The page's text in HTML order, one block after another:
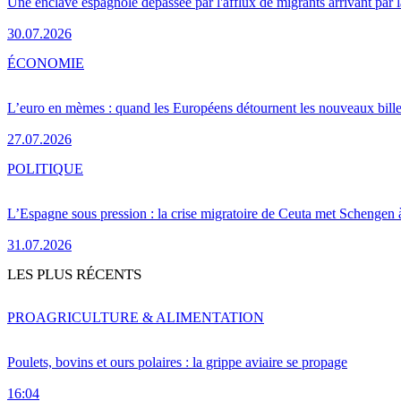
30.07.2026
L’euro en mèmes : quand les Européens détournent les nouveaux
27.07.2026
ÉCONOMIE
L’Espagne sous pression : la crise migratoire de Ceuta met Schengen
31.07.2026
POLITIQUE
LES PLUS RÉCENTS
Poulets, bovins et ours polaires : la grippe aviaire se propage
16:04
PROAGRICULTURE & ALIMENTATION